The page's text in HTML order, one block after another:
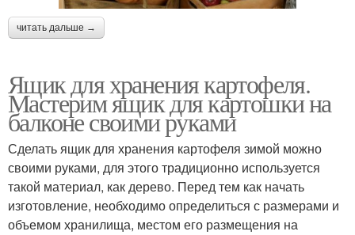
читать дальше →
Ящик для хранения картофеля.
Мастерим ящик для картошки на
балконе своими руками
Сделать ящик для хранения картофеля зимой можно
своими руками, для этого традиционно используется
такой материал, как дерево. Перед тем как начать
изготовление, необходимо определиться с размерами и
объемом хранилища, местом его размещения на